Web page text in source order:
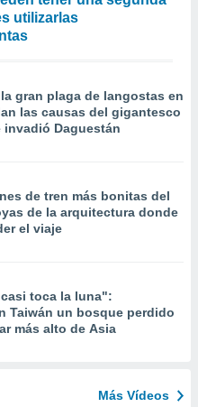
utilizarlas
gran plaga de langostas en
las causas del gigantesco
invadió Daguestán
de tren más bonitas del
de la arquitectura donde
el viaje
toca la luna":
Taiwán un bosque perdido
más alto de Asia
Más Vídeos